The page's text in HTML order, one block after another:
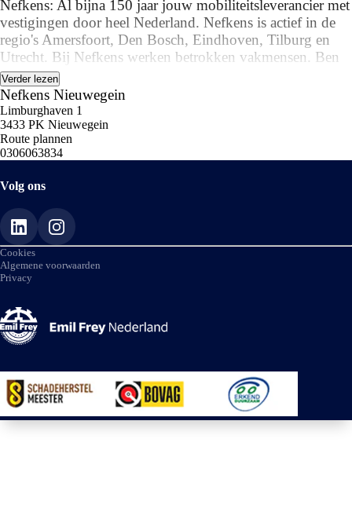
Nefkens: Al bijna 150 jaar jouw mobiliteitsleverancier met
vestigingen door heel Nederland. Nefkens is actief in de
regio's Amersfoort, Den Bosch, Eindhoven, Tilburg en
Utrecht. Bij Nefkens werken betrokken vakmensen. Ben
jij op zoek naar een nieuwe Peugeot, Citroën, DS
Automobiles, Opel, Alfa Romeo, Abarth, Fiat, Jeep,
Lancia, Leapmotor of een gebruikte auto? Wij staan voor
je klaar om je snel en vakkundig op weg te helpen.
Van harte welkom!
Verder lezen
Nefkens Nieuwegein
Limburghaven 1
3433 PK Nieuwegein
Route plannen
0306063834
Volg ons
Cookies
Algemene voorwaarden
Privacy